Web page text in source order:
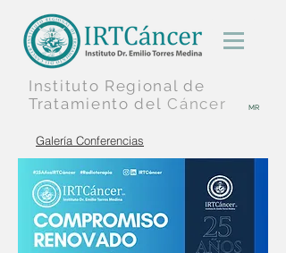
Instituto Regionalde
Tratamientodel Cáncer MR
Galería Conferencias